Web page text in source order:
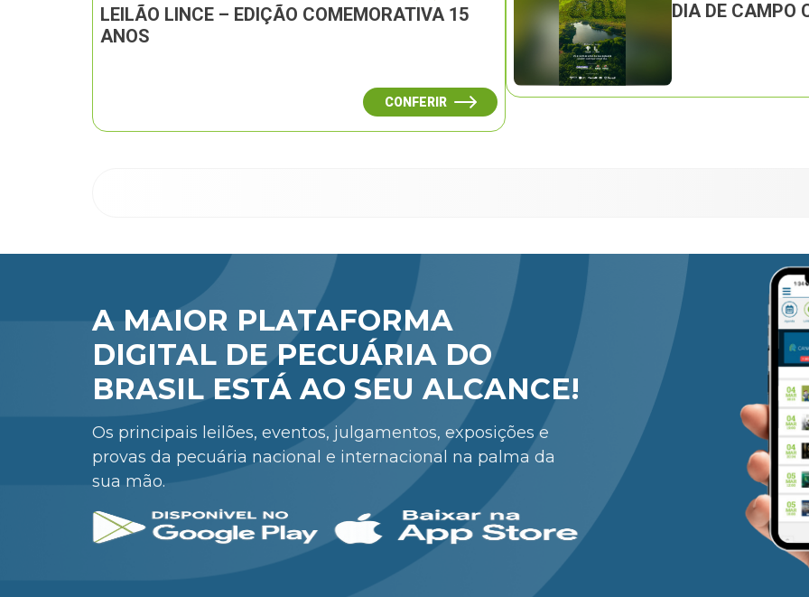
LEILÃO LINCE – EDIÇÃO COMEMORATIVA 15
ANOS
CONFERIR
DIA DE CAMPO
A MAIOR PLATAFORMA
DIGITAL DE PECUÁRIA DO
BRASIL ESTÁ AO SEU ALCANCE!
Os principais leilões, eventos, julgamentos, exposições e
provas da pecuária nacional e internacional na palma da
sua mão.